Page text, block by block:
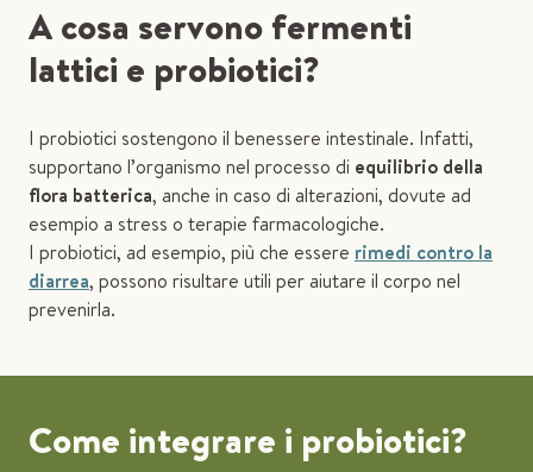
A cosa servono fermenti
lattici e probiotici?
I probiotici sostengono il benessere intestinale. Infatti,
supportano l’organismo nel processo di equilibrio della
flora batterica, anche in caso di alterazioni, dovute ad
esempio a stress o terapie farmacologiche.
I probiotici, ad esempio, più che essere rimedi contro la
diarrea, possono risultare utili per aiutare il corpo nel
prevenirla.
Come integrare i probiotici?